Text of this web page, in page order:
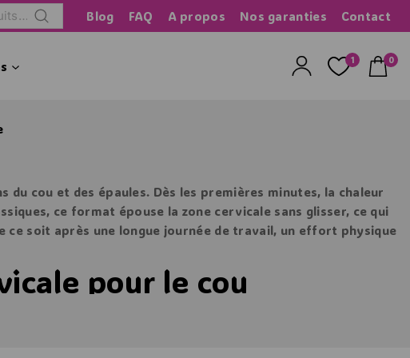
RechercheBlog FAQ A propos Nos garanties Contact
1 0
cou et des épaules. Dès les premières minutes, la chaleur
ce format épouse la zone cervicale sans glisser, ce qui
soit après une longue journée de travail, un effort physique
pour le cou
de récupération. La chaleur est l’un des moyens les plus